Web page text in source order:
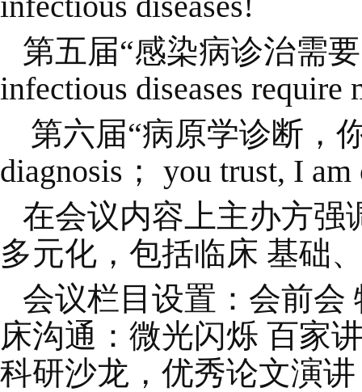
第五届“感染病诊治需
infectious diseases
第六届“病原学诊断，
diagnosis； you trust, I
在会议内容上主办方强
多元化，包括临床 基础
会议栏目设置：会前
床沟通：微光闪烁 百家
科研沙龙，优秀论文演